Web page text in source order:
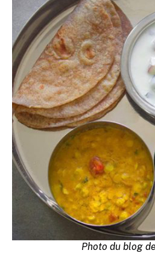
Photo du blog